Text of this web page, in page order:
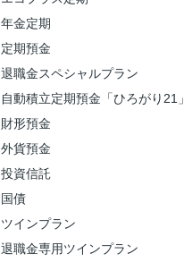
年金定期
定期預金
退職金スペシャルプラン
自動積立定期預金「ひろがり21」
財形預金
外貨預金
投資信託
国債
ツインプラン
退職金専用ツインプラン